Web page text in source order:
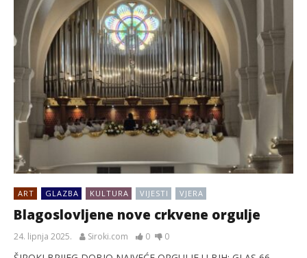
ART GLAZBA KULTURA VIJESTI VJERA
Blagoslovljene nove crkvene orgulje
24. lipnja 2025. Siroki.com 0 0